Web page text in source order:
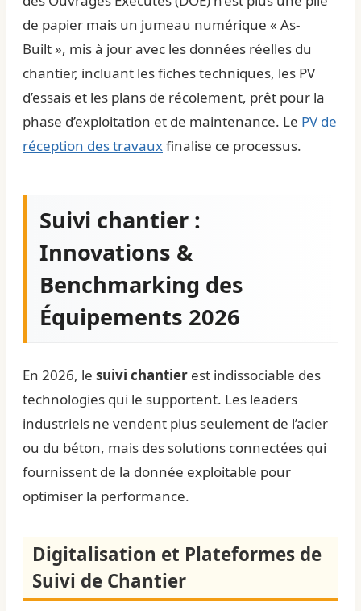
de papier mais un jumeau numérique « As-
Built », mis à jour avec les données réelles du
chantier, incluant les fiches techniques, les PV
d’essais et les plans de récolement, prêt pour la
phase d’exploitation et de maintenance. Le PV de
réception des travauxfinalise ce processus.
Suivi chantier :
Innovations &
Benchmarking des
Équipements 2026
En 2026, le suivi chantier est indissociable des
technologies qui le supportent. Les leaders
industriels ne vendent plus seulement de l’acier
ou du béton, mais des solutions connectées qui
fournissent de la donnée exploitable pour
optimiser la performance.
Digitalisation et Plateformes de
Suivi de Chantier